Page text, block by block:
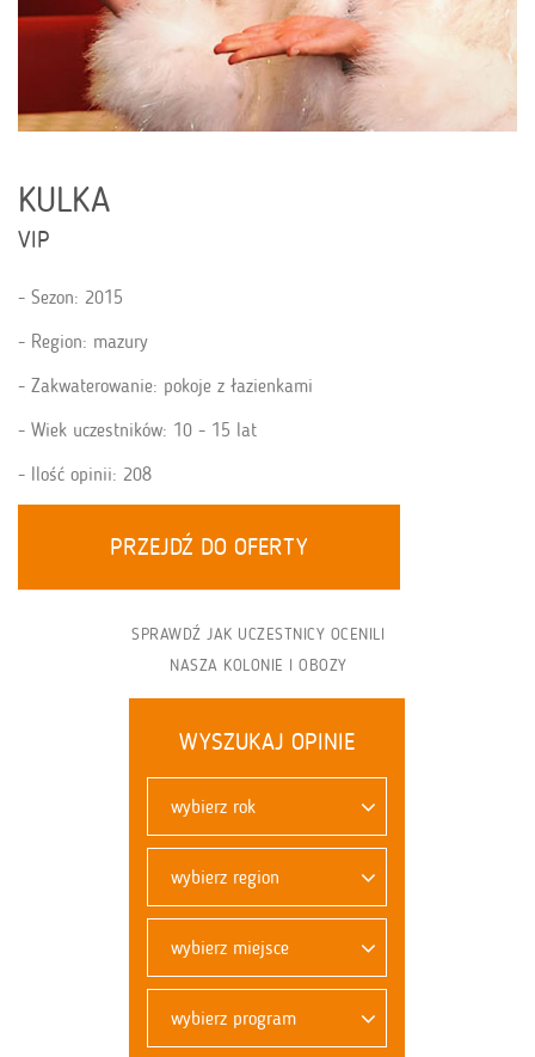
KULKA
VIP
Sezon: 2015
Region: mazury
Zakwaterowanie: pokoje z łazienkami
Wiek uczestników: 10 - 15 lat
Ilość opinii: 208
PRZEJDŹ DO OFERTY
SPRAWDŹ JAK UCZESTNICY OCENILI
NASZA KOLONIE I OBOZY
WYSZUKAJ OPINIE
wybierz rok
wybierz region
wybierz miejsce
wybierz program